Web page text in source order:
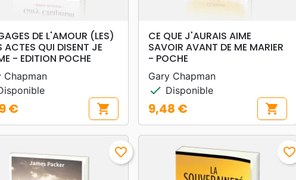
searchAPERÇU RAPIDE
DE L'AMOUR (LES)
ACTES QUI DISENT JE
- EDITION POCHE
Chapman
€ shopping_cart
search APERÇU RAPIDE
CE QUE J'AURAIS AIME
SAVOIR AVANT DE ME MARIER
- POCHE
Gary Chapman
check Disponible
Prix
9,48 € shopping_cart
favorite_border favorite_border